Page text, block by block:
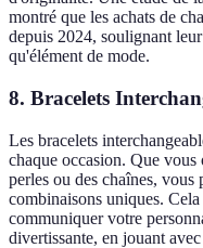
montré que les achats de
depuis 2024, soulignant
qu'élément de mode.
8. Bracelets
Les bracelets
chaque occasion. Que vous
perles ou des chaînes, vous
combinaisons uniques.
communiquer votre
divertissante, en jouant